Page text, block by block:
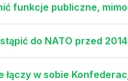
funkcje publiczne,
do NATO przed
w sobie